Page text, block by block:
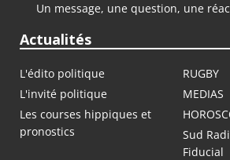
Un message, une question, une
Actualités
L'édito politique
RUGBY
L'invité politique
MEDIAS
Les courses hippiques et
pronostics
Sud
Fiducial